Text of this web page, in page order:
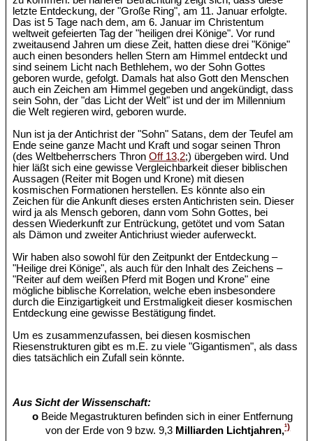
letzte Entdeckung, der "Große Ring", am 11. Januar erfolgte.
Das ist 5 Tage nach dem, am 6. Januar im Christentum
weltweit gefeierten Tag der "heiligen drei Könige". Vor rund
zweitausend Jahren um diese Zeit, hatten diese drei "Könige"
auch einen besonders hellen Stern am Himmel entdeckt und
sind seinem Licht nach Bethlehem, wo der Sohn Gottes
geboren wurde, gefolgt. Damals hat also Gott den Menschen
auch ein Zeichen am Himmel gegeben und angekündigt, dass
sein Sohn, der "das Licht der Welt" ist und der im Millennium
die Welt regieren wird, geboren wurde.
Nun ist ja der Antichrist der "Sohn" Satans, dem der Teufel am
Ende seine ganze Macht und Kraft und sogar seinen Thron
(des Weltbeherrschers ThronOff 13,2;) übergeben wird. Und
hier läßt sich eine gewisse Vergleichbarkeit dieser biblischen
Aussagen (Reiter mit Bogen und Krone) mit diesen
kosmischen Formationen herstellen. Es könnte also ein
Zeichen für die Ankunft dieses ersten Antichristen sein. Dieser
wird ja als Mensch geboren, dann vom Sohn Gottes, bei
dessen Wiederkunft zur Entrückung, getötet und vom Satan
als Dämon und zweiter Antichriust wieder auferweckt.
Wir haben also sowohl für den Zeitpunkt der Entdeckung –
"Heilige drei Könige", als auch für den Inhalt des Zeichens –
"Reiter auf dem weißen Pferd mit Bogen und Krone" eine
mögliche biblische Korrelation, welche eben insbesondere
durch die Einzigartigkeit und Erstmaligkeit dieser kosmischen
Entdeckung eine gewisse Bestätigung findet.
Um es zusammenzufassen, bei diesen kosmischen
Riesenstrukturen gibt es m.E. zu viele "Gigantismen", als dass
dies tatsächlich ein Zufall sein könnte.
Aus Sicht der Wissenschaft:
o Beide Megastrukturen befinden sich in einer Entfernung
von der Erde von 9 bzw. 9,3 Milliarden Lichtjahren,¹)